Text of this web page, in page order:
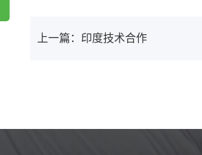
上一篇：印度技术合作